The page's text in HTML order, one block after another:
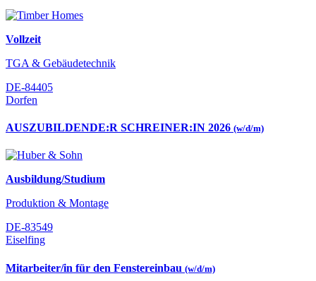
Vollzeit
TGA & Gebäudetechnik
DE-84405
Dorfen
AUSZUBILDENDE:R SCHREINER:IN 2026 (w/d/m)
Ausbildung/Studium
Produktion & Montage
DE-83549
Eiselfing
Mitarbeiter/in für den Fenstereinbau (w/d/m)